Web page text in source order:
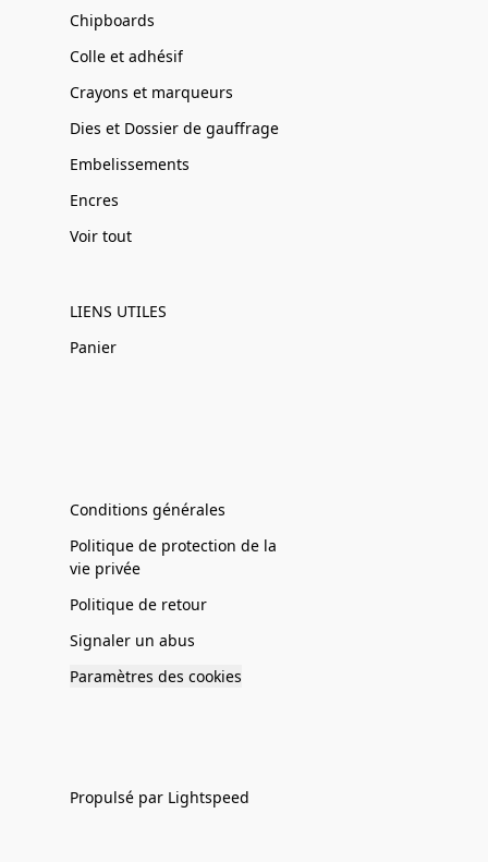
Chipboards
Colle et adhésif
Crayons et marqueurs
Dies et Dossier de gauffrage
Embelissements
Encres
Voir tout
LIENS UTILES
Panier
Conditions générales
Politique de protection de la
vie privée
Politique de retour
Signaler un abus
Paramètres des cookies
Propulsé par Lightspeed